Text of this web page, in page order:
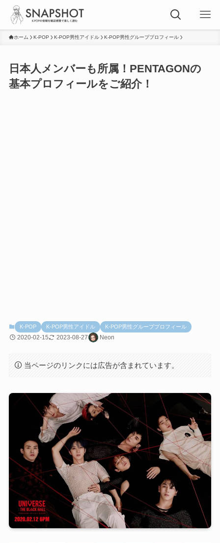
ホーム K-POP K-POP男性アイドル K-POP男性グループプロフィール
日本人メンバーも所属！PENTAGONの
基本プロフィールをご紹介！
K-POP K-POP男性アイドル K-POP男性グループプロフィール
2020-02-15 2023-08-27 Neon
当ページのリンクには広告が含まれています。